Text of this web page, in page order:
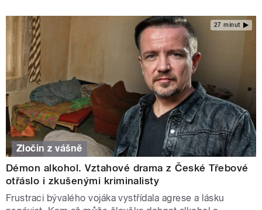
27 minut
Zločin z vášně
Démon alkohol. Vztahové drama z České Třebové
otřáslo i zkušenými kriminalisty
Frustraci bývalého vojáka vystřídala agrese a lásku